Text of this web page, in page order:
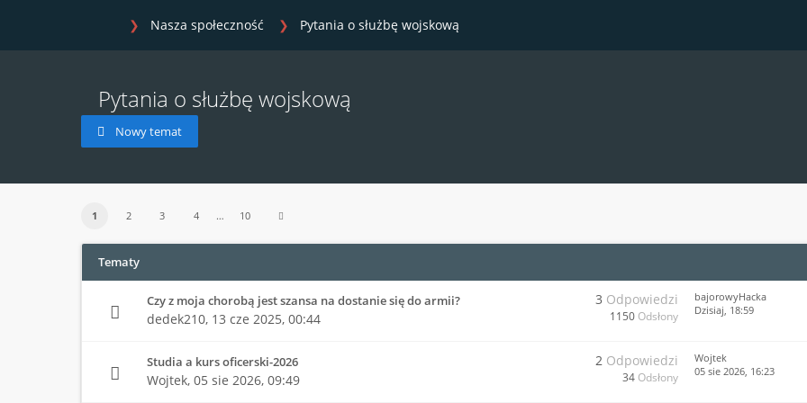
Nasza społeczność Pytania o służbę wojskową
Pytania o służbę wojskową
Nowy temat
1 2 3 4 … 10
Tematy
Czy z moja chorobą jest szansa na dostanie się do armii?
dedek210, 13 cze 2025, 00:44
3 Odpowiedzi
1150 Odsłony
bajorowyHacka
Dzisiaj, 18:59
Studia a kurs oficerski-2026
Wojtek, 05 sie 2026, 09:49
2 Odpowiedzi
34 Odsłony
Wojtek
05 sie 2026, 16:23